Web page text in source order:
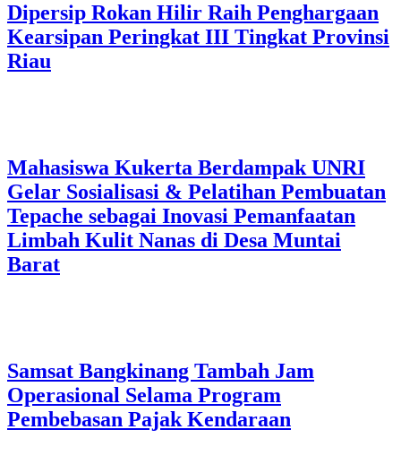
Dipersip Rokan Hilir Raih Penghargaan
Kearsipan Peringkat III Tingkat Provinsi
Riau
Mahasiswa Kukerta Berdampak UNRI
Gelar Sosialisasi & Pelatihan Pembuatan
Tepache sebagai Inovasi Pemanfaatan
Limbah Kulit Nanas di Desa Muntai
Barat
Samsat Bangkinang Tambah Jam
Operasional Selama Program
Pembebasan Pajak Kendaraan